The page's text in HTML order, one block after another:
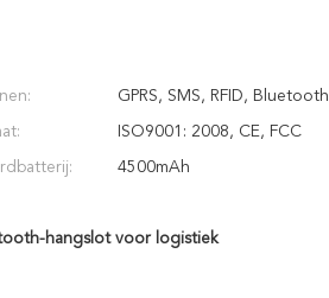
GPRS, SMS, RFID, Bluetooth
ISO9001: 2008, CE, FCC
4500mAh
hangslot voor logistiek